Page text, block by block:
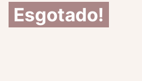
Esgotado!